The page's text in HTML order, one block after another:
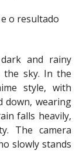
e o resultado
and rainy
the sky. In the
style, with
down, wearing
falls heavily,
The camera
slowly stands